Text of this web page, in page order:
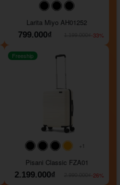
#000000#000000
Larita Miyo AH01252
799.000₫
-33%
#000000#000000
#000000
#ffa500
+1
Freeship
Pisani Classic FZA01
2.199.000₫
-26%